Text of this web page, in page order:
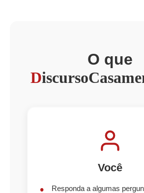
O que
D
Você
Responda a algumas